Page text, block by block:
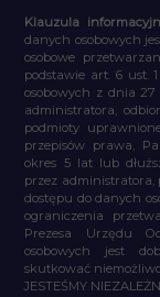
Klauzula
danych osobowych
osobowe
podstawie art. 6 ust.
osobowych z dnia
administratora,
podmioty
przepisów prawa,
okres 5 lat lub
przez administratora,
dostępu do danych
ograniczenia
Prezesa Urzędu
osobowych jest
skutkować
JESTEŚMY